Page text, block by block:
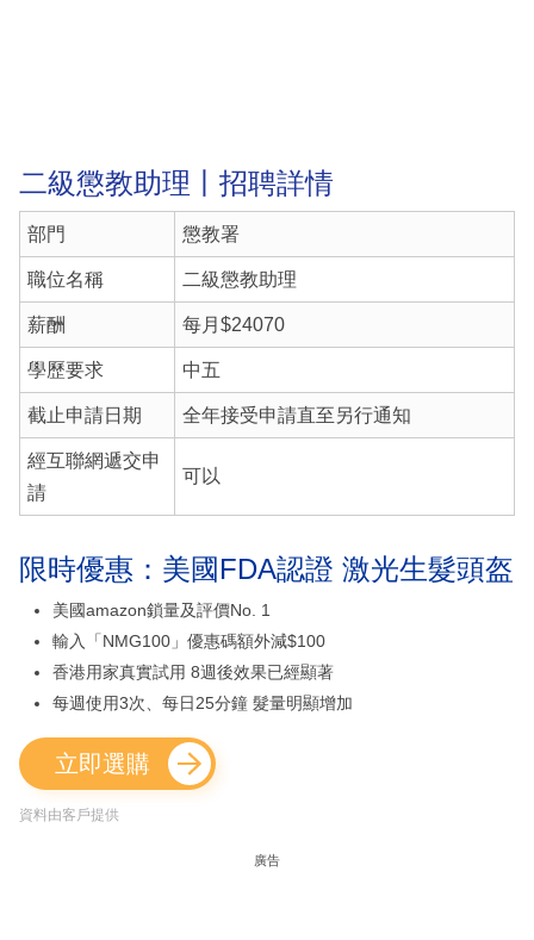
二級懲教助理丨招聘詳情
部門 懲教署
職位名稱 二級懲教助理
薪酬 每月$24070
學歷要求 中五
截止申請日期 全年接受申請直至另行通知
經互聯網遞交申
請
可以
限時優惠：美國FDA認證 激光生髮頭盔
美國amazon鎖量及評價No. 1
輸入「NMG100」優惠碼額外減$100
香港用家真實試用 8週後效果已經顯著
每週使用3次、每日25分鐘 髮量明顯增加
立即選購
資料由客戶提供
廣告